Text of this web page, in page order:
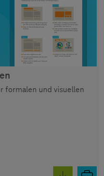
formalen und visuellen